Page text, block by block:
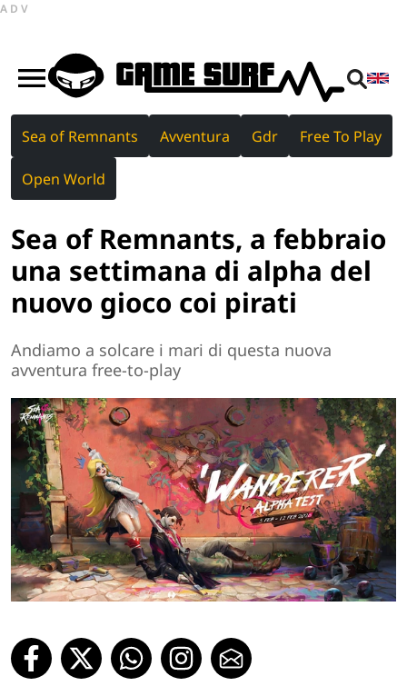
ADV
Sea of Remnants Avventura Gdr Free To Play
Open World
Sea of Remnants, a febbraio
una settimana di alpha del
nuovo gioco coi pirati
Andiamo a solcare i mari di questa nuova
avventura free-to-play